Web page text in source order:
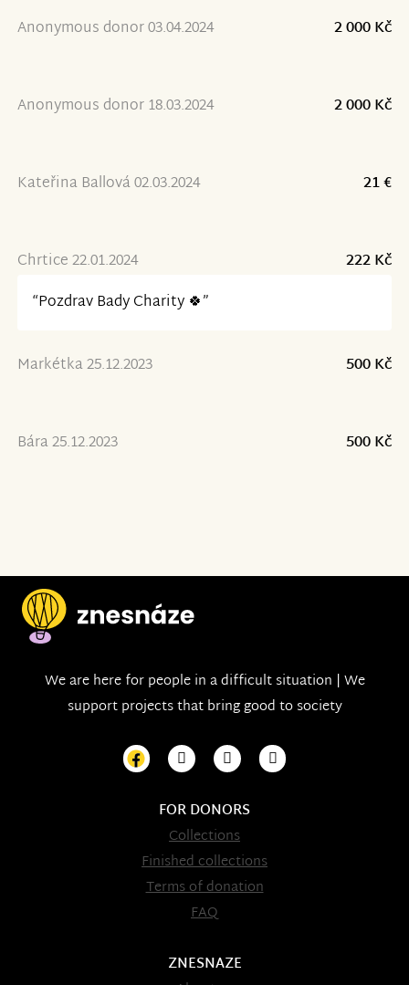
Anonymous donor 03.04.2024 2 000 Kč
Anonymous donor 18.03.2024 2 000 Kč
Kateřina Ballová 02.03.2024 21 €
Chrtice 22.01.2024
222 Kč
“Pozdrav Bady Charity 🍀”
Markétka 25.12.2023 500 Kč
Bára 25.12.2023 500 Kč
We are here for people in a difficult situation | We
support projects that bring good to society
FOR DONORS
Collections
Finished collections
Terms of donation
FAQ
ZNESNAZE